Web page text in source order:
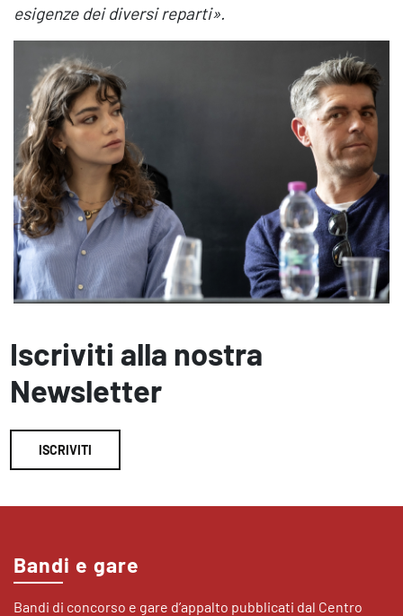
esigenze dei diversi reparti».
Iscriviti alla nostra
Newsletter
ISCRIVITI
Bandi e gare
Bandi di concorso e gare d’appalto pubblicati dal Centro